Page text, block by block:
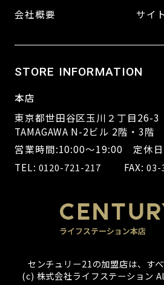
会社概要
サイ
STORE INFORMATION
本店
東京都世田谷区玉川２丁目26-3
TAMAGAWA N-2ビル 2階・3階
営業時間:10:00～19:00 定休日
TEL: 0120-721-217 FAX:03-
センチュリー21の加盟店は、すべ
(c) 株式会社ライフステーション